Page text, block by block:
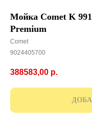
Мойка Comet K
Premium
Comet
9024405700
388583,00 р.